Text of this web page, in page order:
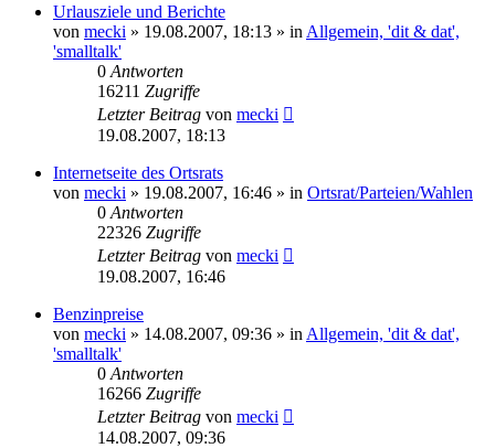
Urlausziele und Berichte
von mecki » 19.08.2007, 18:13 » in Allgemein, 'dit & dat',
'smalltalk'
0 Antworten
16211 Zugriffe
Letzter Beitrag von mecki
19.08.2007, 18:13
Internetseite des Ortsrats
von mecki » 19.08.2007, 16:46 » in Ortsrat/Parteien/Wahlen
0 Antworten
22326 Zugriffe
Letzter Beitrag von mecki
19.08.2007, 16:46
Benzinpreise
von mecki » 14.08.2007, 09:36 » in Allgemein, 'dit & dat',
'smalltalk'
0 Antworten
16266 Zugriffe
Letzter Beitrag von mecki
14.08.2007, 09:36